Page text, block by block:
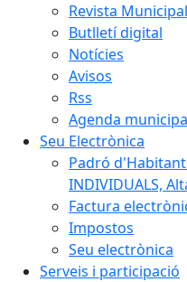
Revista
Butlletí digital
Notícies
Avisos
Rss
Agenda
Seu Electrònica
Padró
INDIVIDUALS,
Factura
Impostos
Seu electrònica
Serveis i participació